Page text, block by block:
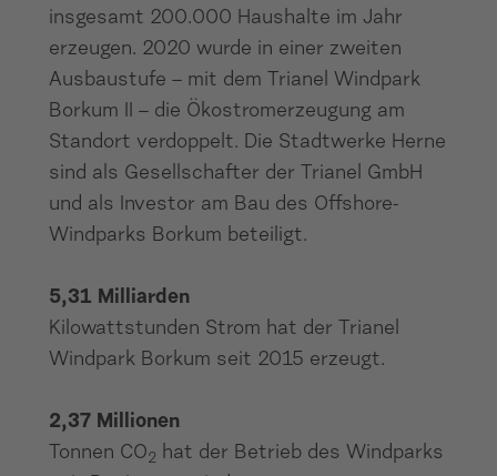
insgesamt 200.000 Haushalte im Jahr
erzeugen. 2020 wurde in einer zweiten
Ausbaustufe – mit dem Trianel Windpark
Borkum II – die Ökostromerzeugung am
Standort verdoppelt. Die Stadtwerke Herne
sind als Gesellschafter der Trianel GmbH
und als Investor am Bau des Offshore-
Windparks Borkum beteiligt.
5,31 Milliarden
Kilowattstunden Strom hat der Trianel
Windpark Borkum seit 2015 erzeugt.
2,37 Millionen
Tonnen CO2 hat der Betrieb des Windparks